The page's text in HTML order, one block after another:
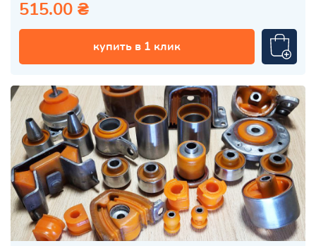
515.00 ₴
купить в 1 клик